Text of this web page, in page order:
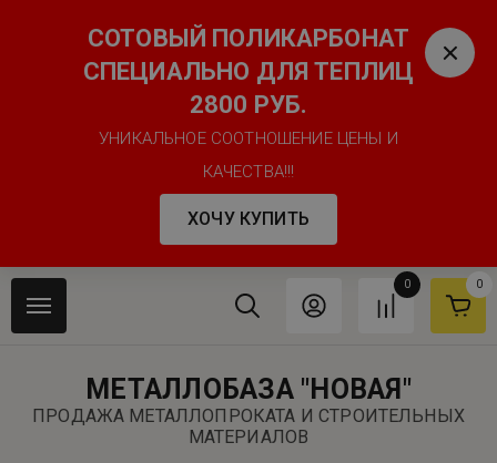
СОТОВЫЙ ПОЛИКАРБОНАТ
СПЕЦИАЛЬНО ДЛЯ ТЕПЛИЦ
2800 РУБ.
УНИКАЛЬНОЕ СООТНОШЕНИЕ ЦЕНЫ И
КАЧЕСТВА!!!
ХОЧУ КУПИТЬ
0
0
МЕТАЛЛОБАЗА "НОВАЯ"
ПРОДАЖА МЕТАЛЛОПРОКАТА И СТРОИТЕЛЬНЫХ
МАТЕРИАЛОВ